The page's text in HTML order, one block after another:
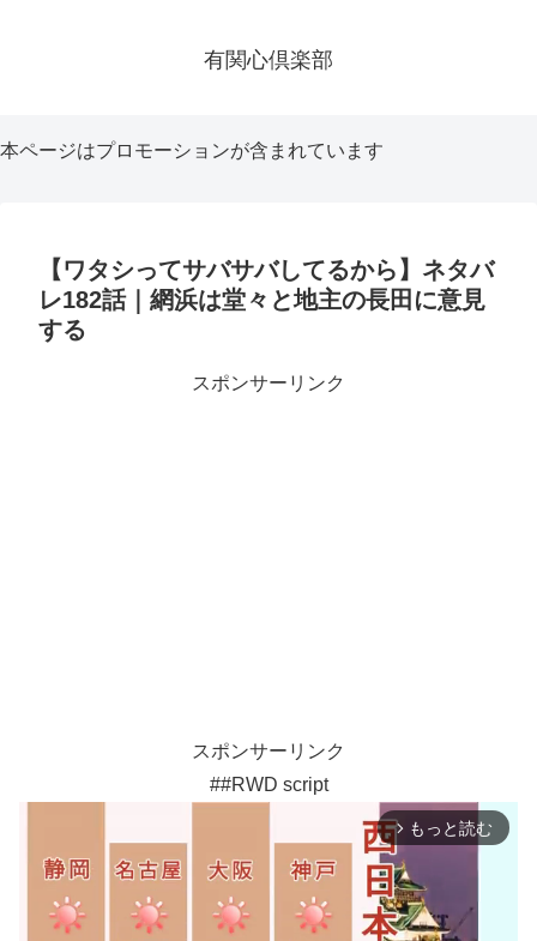
有関心倶楽部
本ページはプロモーションが含まれています
【ワタシってサバサバしてるから】ネタバ
レ182話｜網浜は堂々と地主の長田に意見
する
スポンサーリンク
スポンサーリンク
##RWD script
arrow_forward_ios もっと読む